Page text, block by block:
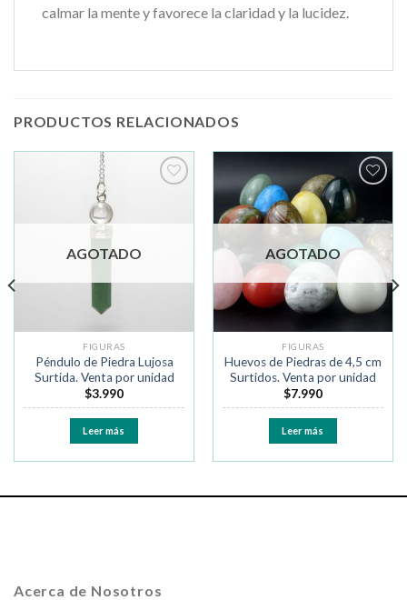
calmar la mente y favorece la claridad y la lucidez.
PRODUCTOS RELACIONADOS
AGOTADO
FIGURAS
Péndulo de Piedra Lujosa
Surtida. Venta por unidad
$3.990
Leer más
Añadir
lista de
deseos
AGOTADO
FIGURAS
Huevos de Piedras de 4,5 cm
Surtidos. Venta por unidad
$7.990
Leer más
Acerca de Nosotros